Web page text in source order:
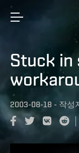
Stuck in
2003-08-18 - 작성